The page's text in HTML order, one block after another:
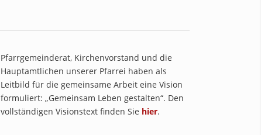
Pfarrgemeinderat, Kirchenvorstand und die
Hauptamtlichen unserer Pfarrei haben als
Leitbild für die gemeinsame Arbeit eine Vision
formuliert: „Gemeinsam Leben gestalten“. Den
vollständigen Visionstext finden Sie hier.